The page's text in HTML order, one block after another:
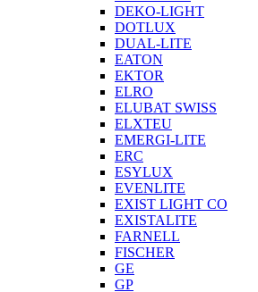
DEKO-LIGHT
DOTLUX
DUAL-LITE
EATON
EKTOR
ELRO
ELUBAT SWISS
ELXTEU
EMERGI-LITE
ERC
ESYLUX
EVENLITE
EXIST LIGHT CO
EXISTALITE
FARNELL
FISCHER
GE
GP